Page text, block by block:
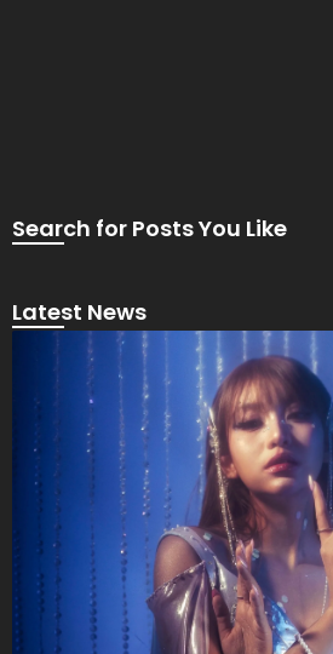
Search for Posts You Like
Latest News